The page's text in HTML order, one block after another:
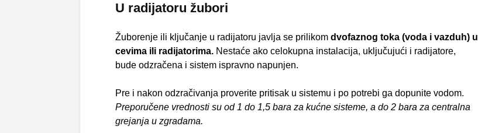
U radijatoru žubori
Žuborenje ili ključanje u radijatoru javlja se prilikom dvofaznog toka (voda i vazduh) u
cevima ili radijatorima. Nestaće ako celokupna instalacija, uključujući i radijatore,
bude odzračena i sistem ispravno napunjen.
Pre i nakon odzračivanja proverite pritisak u sistemu i po potrebi ga dopunite vodom.
Preporučene vrednosti su od 1 do 1,5 bara za kućne sisteme, a do 2 bara za centralna
grejanja u zgradama.